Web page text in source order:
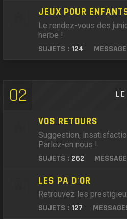
JEUX POUR
Le rendez-vous des
herbe !
SUJETS : 124
02
VOS RETOURS
Suggestion,
Parlez-en nous !
SUJETS : 262
LES PA D'OR
Retrouvez les
SUJETS : 127